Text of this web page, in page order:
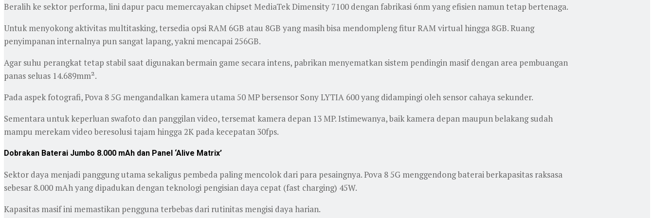
Beralih ke sektor performa, lini dapur pacu memercayakan chipset MediaTek Dimensity 7100 dengan fabrikasi 6nm yang efisien namun tetap bertenaga.
Untuk menyokong aktivitas multitasking, tersedia opsi RAM 6GB atau 8GB yang masih bisa mendompleng fitur RAM virtual hingga 8GB. Ruang
penyimpanan internalnya pun sangat lapang, yakni mencapai 256GB.
Agar suhu perangkat tetap stabil saat digunakan bermain game secara intens, pabrikan menyematkan sistem pendingin masif dengan area pembuangan
panas seluas 14.689mm².
Pada aspek fotografi, Pova 8 5G mengandalkan kamera utama 50 MP bersensor Sony LYTIA 600 yang didampingi oleh sensor cahaya sekunder.
Sementara untuk keperluan swafoto dan panggilan video, tersemat kamera depan 13 MP. Istimewanya, baik kamera depan maupun belakang sudah
mampu merekam video beresolusi tajam hingga 2K pada kecepatan 30fps.
Dobrakan Baterai Jumbo 8.000 mAh dan Panel ‘Alive Matrix’
Sektor daya menjadi panggung utama sekaligus pembeda paling mencolok dari para pesaingnya. Pova 8 5G menggendong baterai berkapasitas raksasa
sebesar 8.000 mAh yang dipadukan dengan teknologi pengisian daya cepat (fast charging) 45W.
Kapasitas masif ini memastikan pengguna terbebas dari rutinitas mengisi daya harian.